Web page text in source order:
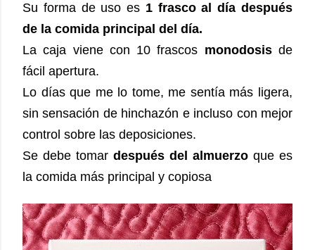
Su forma de uso es 1 frasco al día después
de la comida principal del día.
La caja viene con 10 frascos monodosisde
fácil apertura.
Lo días que me lo tome, me sentía más ligera,
sin sensación de hinchazón e incluso con mejor
control sobre las deposiciones.
Se debe tomar después del almuerzo que es
la comida más principal y copiosa